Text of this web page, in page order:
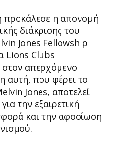
προκάλεσε η απονομή
διάκρισης του
Jones Fellowship
Lions Clubs
απερχόμενο
αυτή, που φέρει το
Jones, αποτελεί
την εξαιρετική
και την αφοσίωση